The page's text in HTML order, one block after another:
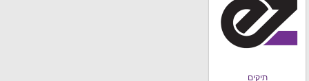
תיקים